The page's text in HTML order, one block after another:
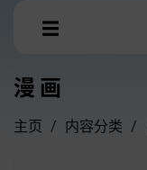
Toggle
☰
漫画
主页 内容分类